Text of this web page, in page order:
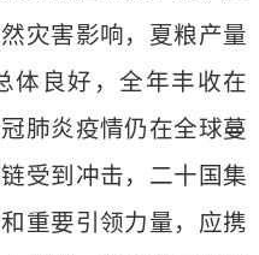
灾害影响，夏粮产量
体良好，全年丰收在
肺炎疫情仍在全球蔓
受到冲击，二十国集
重要引领力量，应携